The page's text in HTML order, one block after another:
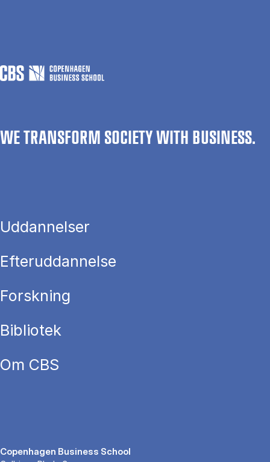
WE TRANSFORM SOCIETY WITH BUSINESS.
Uddannelser
Efteruddannelse
Forskning
Bibliotek
Om CBS
Copenhagen Business School